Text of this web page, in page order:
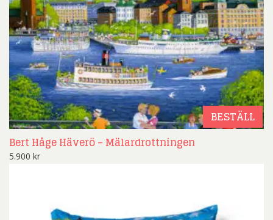
BESTÄLL
Bert Håge Häverö – Mälardrottningen
5.900 kr